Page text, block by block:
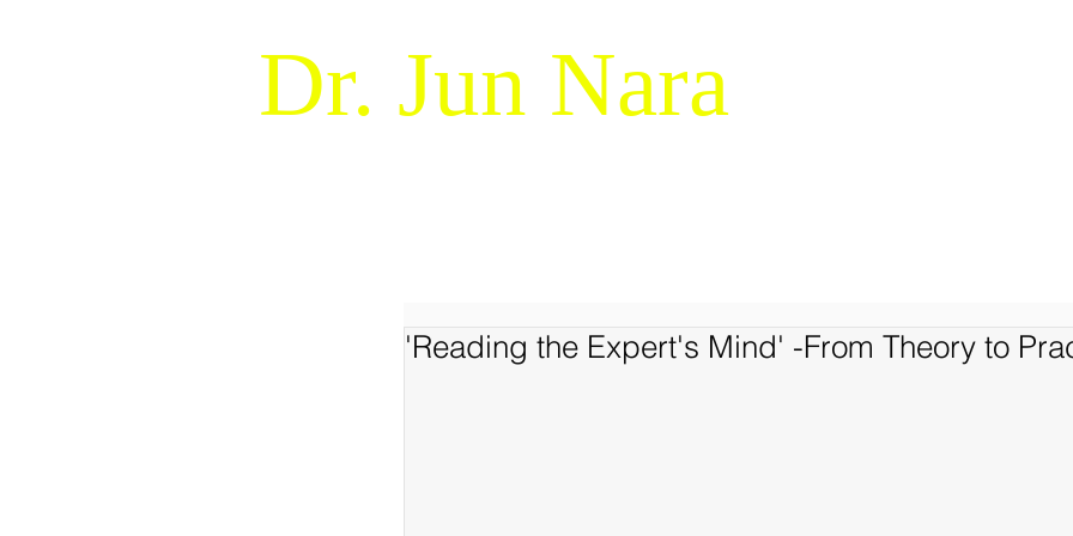
Dr. Jun Nara
'Reading the Expert's Mind' -From Theory to